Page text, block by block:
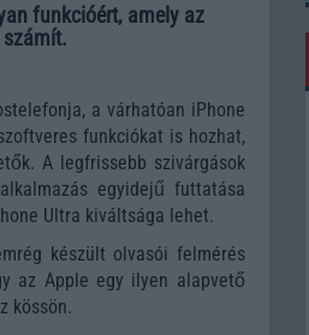
funkcióért, amely az
a várhatóan iPhone
funkciókat is hozhat,
A legfrissebb szivárgások
egyidejű futtatása
Ultra kiváltsága lehet.
készült olvasói felmérés
az Apple egy ilyen alapvető
kössön.